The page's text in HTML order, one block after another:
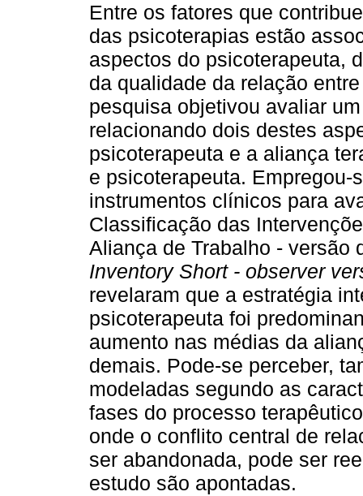
Entre os fatores que
das psicoterapias estão
aspectos do psicoterapeuta,
da qualidade da relação
pesquisa objetivou avaliar
relacionando dois destes
psicoterapeuta e a aliança
e psicoterapeuta.
instrumentos clínicos para
Classificação das
Aliança de Trabalho - versão
Inventory Short - observer
revelaram que a estratégia
psicoterapeuta foi
aumento nas médias da
demais. Pode-se perceber,
modeladas segundo as
fases do processo
onde o conflito central de
ser abandonada, pode ser
estudo são apontadas.